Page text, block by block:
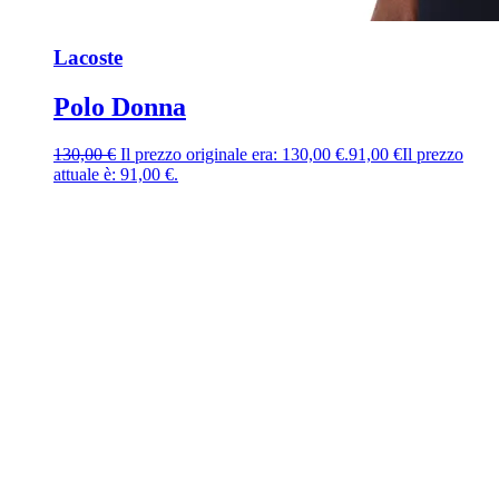
Lacoste
Polo Donna
130,00€ Il prezzo originale era: 130,00 €.91,00 €Il prezzo
attuale è: 91,00 €.